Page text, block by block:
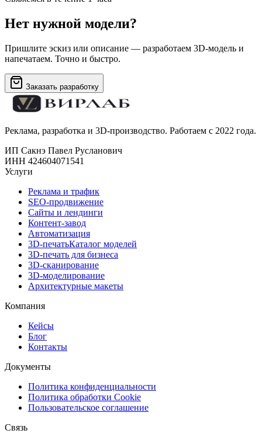
Нет нужной модели?
Пришлите эскиз или описание — разработаем 3D-модель и
напечатаем. Точно и быстро.
Заказать разработку
Реклама, разработка и 3D-производство. Работаем с 2022 года.
ИП Сакнэ Павел Русланович
ИНН 424604071541
Услуги
Реклама и трафик
SEO-продвижение
Сайты и лендинги
Контент-завод
Автоматизация
3D-печатьКаталог моделей
3D-печать для бизнеса
3D-сканирование
3D-моделирование
Архитектурные макеты
Компания
Кейсы
Блог
Контакты
Документы
Политика конфиденциальности
Политика обработки Cookie
Пользовательское соглашение
Связь